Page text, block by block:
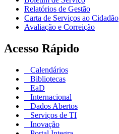
Relatórios de Gestão
Carta de Serviços ao Cidadão
Avaliação e Correição
Acesso Rápido
Calendários
Bibliotecas
EaD
Internacional
Dados Abertos
Serviços de TI
Inovação